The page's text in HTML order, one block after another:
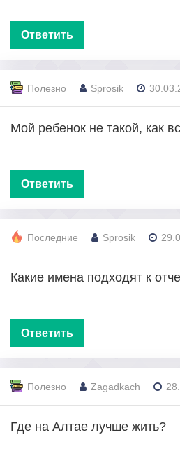
Ответить
Полезно Sprosik
Мой ребенок не такой, как
Ответить
Последние Sprosik
Какие имена подходят к
Ответить
Полезно Zagadkach
Где на Алтае лучше жить?